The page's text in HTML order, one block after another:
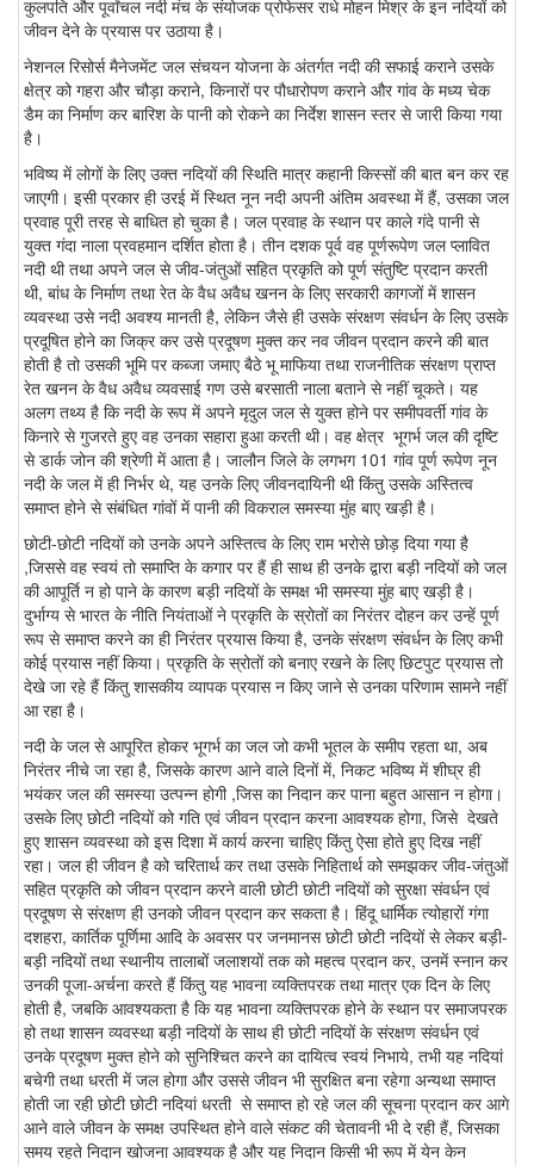
कुलपति और पूर्वांचल नदी मंच के संयोजक प्रोफेसर राधे मोहन मिश्र के इन नदियों को
जीवन देने के प्रयास पर उठाया है।
नेशनल रिसोर्स मैनेजमेंट जल संचयन योजना के अंतर्गत नदी की सफाई कराने उसके
क्षेत्र को गहरा और चौड़ा कराने, किनारों पर पौधारोपण कराने और गांव के मध्य चेक
डैम का निर्माण कर बारिश के पानी को रोकने का निर्देश शासन स्तर से जारी किया गया
है।
भविष्य में लोगों के लिए उक्त नदियों की स्थिति मात्र कहानी किस्सों की बात बन कर रह
जाएगी। इसी प्रकार ही उरई में स्थित नून नदी अपनी अंतिम अवस्था में हैं, उसका जल
प्रवाह पूरी तरह से बाधित हो चुका है। जल प्रवाह के स्थान पर काले गंदे पानी से
युक्त गंदा नाला प्रवहमान दर्शित होता है। तीन दशक पूर्व वह पूर्णरूपेण जल प्लावित
नदी थी तथा अपने जल से जीव-जंतुओं सहित प्रकृति को पूर्ण संतुष्टि प्रदान करती
थी, बांध के निर्माण तथा रेत के वैध अवैध खनन के लिए सरकारी कागजों में शासन
व्यवस्था उसे नदी अवश्य मानती है, लेकिन जैसे ही उसके संरक्षण संवर्धन के लिए उसके
प्रदूषित होने का जिक्र कर उसे प्रदूषण मुक्त कर नव जीवन प्रदान करने की बात
होती है तो उसकी भूमि पर कब्जा जमाए बैठे भू माफिया तथा राजनीतिक संरक्षण प्राप्त
रेत खनन के वैध अवैध व्यवसाई गण उसे बरसाती नाला बताने से नहीं चूकते। यह
अलग तथ्य है कि नदी के रूप में अपने मृदुल जल से युक्त होने पर समीपवर्ती गांव के
किनारे से गुजरते हुए वह उनका सहारा हुआ करती थी। वह क्षेत्र भूगर्भ जल की दृष्टि
से डार्क जोन की श्रेणी में आता है। जालौन जिले के लगभग 101 गांव पूर्ण रूपेण नून
नदी के जल में ही निर्भर थे, यह उनके लिए जीवनदायिनी थी किंतु उसके अस्तित्व
समाप्त होने से संबंधित गांवों में पानी की विकराल समस्या मुंह बाए खड़ी है।
छोटी-छोटी नदियों को उनके अपने अस्तित्व के लिए राम भरोसे छोड़ दिया गया है
,जिससे वह स्वयं तो समाप्ति के कगार पर हैं ही साथ ही उनके द्वारा बड़ी नदियों को जल
की आपूर्ति न हो पाने के कारण बड़ी नदियों के समक्ष भी समस्या मुंह बाए खड़ी है।
दुर्भाग्य से भारत के नीति नियंताओं ने प्रकृति के स्रोतों का निरंतर दोहन कर उन्हें पूर्ण
रूप से समाप्त करने का ही निरंतर प्रयास किया है, उनके संरक्षण संवर्धन के लिए कभी
कोई प्रयास नहीं किया। प्रकृति के स्रोतों को बनाए रखने के लिए छिटपुट प्रयास तो
देखे जा रहे हैं किंतु शासकीय व्यापक प्रयास न किए जाने से उनका परिणाम सामने नहीं
आ रहा है।
नदी के जल से आपूरित होकर भूगर्भ का जल जो कभी भूतल के समीप रहता था, अब
निरंतर नीचे जा रहा है, जिसके कारण आने वाले दिनों में, निकट भविष्य में शीघ्र ही
भयंकर जल की समस्या उत्पन्न होगी ,जिस का निदान कर पाना बहुत आसान न होगा।
उसके लिए छोटी नदियों को गति एवं जीवन प्रदान करना आवश्यक होगा, जिसे देखते
हुए शासन व्यवस्था को इस दिशा में कार्य करना चाहिए किंतु ऐसा होते हुए दिख नहीं
रहा। जल ही जीवन है को चरितार्थ कर तथा उसके निहितार्थ को समझकर जीव-जंतुओं
सहित प्रकृति को जीवन प्रदान करने वाली छोटी छोटी नदियों को सुरक्षा संवर्धन एवं
प्रदूषण से संरक्षण ही उनको जीवन प्रदान कर सकता है। हिंदू धार्मिक त्योहारों गंगा
दशहरा, कार्तिक पूर्णिमा आदि के अवसर पर जनमानस छोटी छोटी नदियों से लेकर बड़ी-
बड़ी नदियों तथा स्थानीय तालाबों जलाशयों तक को महत्व प्रदान कर, उनमें स्नान कर
उनकी पूजा-अर्चना करते हैं किंतु यह भावना व्यक्तिपरक तथा मात्र एक दिन के लिए
होती है, जबकि आवश्यकता है कि यह भावना व्यक्तिपरक होने के स्थान पर समाजपरक
हो तथा शासन व्यवस्था बड़ी नदियों के साथ ही छोटी नदियों के संरक्षण संवर्धन एवं
उनके प्रदूषण मुक्त होने को सुनिश्चित करने का दायित्व स्वयं निभाये, तभी यह नदियां
बचेगी तथा धरती में जल होगा और उससे जीवन भी सुरक्षित बना रहेगा अन्यथा समाप्त
होती जा रही छोटी छोटी नदियां धरती से समाप्त हो रहे जल की सूचना प्रदान कर आगे
आने वाले जीवन के समक्ष उपस्थित होने वाले संकट की चेतावनी भी दे रही हैं, जिसका
समय रहते निदान खोजना आवश्यक है और यह निदान किसी भी रूप में येन केन